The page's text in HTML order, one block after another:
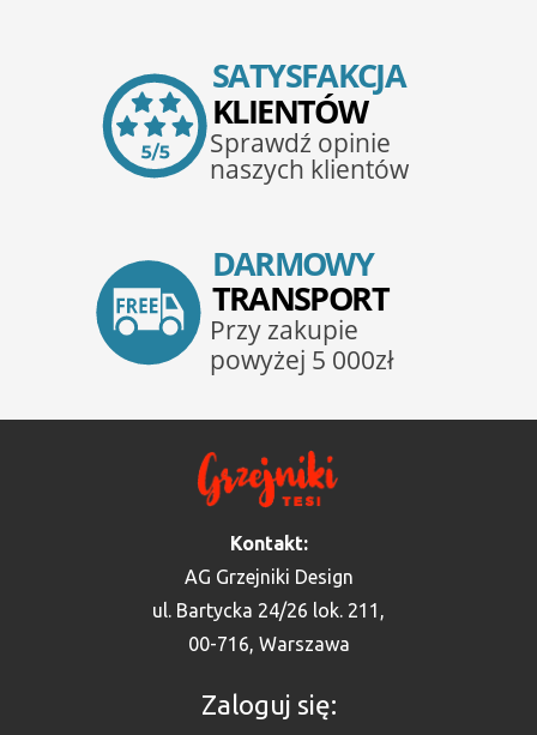
Kontakt:
AG Grzejniki Design
ul. Bartycka 24/26 lok. 211,
00-716, Warszawa
Zaloguj się: